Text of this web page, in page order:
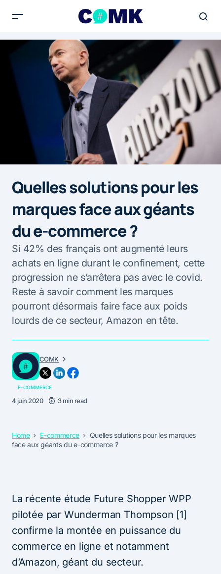
Quelles solutions pour les
marques face aux géants
du e-commerce ?
Si 42% des français ont augmenté leurs
achats en ligne durant le confinement, cette
progression ne s’arrêtera pas avec le covid.
Reste à savoir comment les marques
pourront désormais faire face aux poids
lourds de ce secteur, Amazon en tête.
COMK
E-COMMERCE
4 juin 2020 3 min read
Home E-commerce
Quelles solutions pour les marques
face aux géants du e-commerce ?
La récente étude Future Shopper WPP
pilotée par Wunderman Thompson [1]
confirme la montée en puissance du
commerce en ligne et notamment
d’Amazon, géant du secteur.